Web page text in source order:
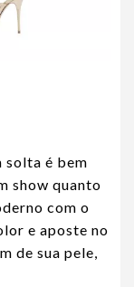
solta é bem
show quanto
com o
e aposte no
de sua pele,